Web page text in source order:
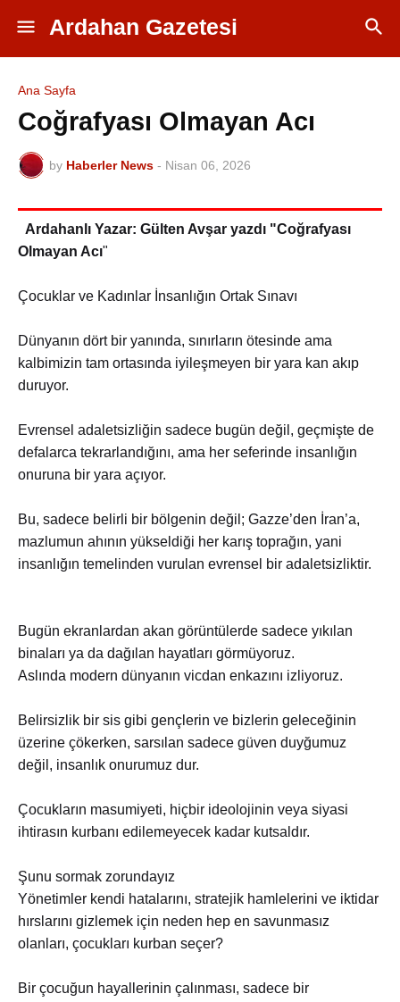
Ardahan Gazetesi
Ana Sayfa
Coğrafyası Olmayan Acı
by Haberler News - Nisan 06, 2026
Ardahanlı Yazar: Gülten Avşar yazdı "Coğrafyası
Olmayan Acı"
Çocuklar ve Kadınlar İnsanlığın Ortak Sınavı
Dünyanın dört bir yanında, sınırların ötesinde ama
kalbimizin tam ortasında iyileşmeyen bir yara kan akıp
duruyor.
Evrensel adaletsizliğin sadece bugün değil, geçmişte de
defalarca tekrarlandığını, ama her seferinde insanlığın
onuruna bir yara açıyor.
Bu, sadece belirli bir bölgenin değil; Gazze’den İran’a,
mazlumun ahının yükseldiği her karış toprağın, yani
insanlığın temelinden vurulan evrensel bir adaletsizliktir.
Bugün ekranlardan akan görüntülerde sadece yıkılan
binaları ya da dağılan hayatları görmüyoruz.
Aslında modern dünyanın vicdan enkazını izliyoruz.
Belirsizlik bir sis gibi gençlerin ve bizlerin geleceğinin
üzerine çökerken, sarsılan sadece güven duyğumuz
değil, insanlık onurumuz dur.
Çocukların masumiyeti, hiçbir ideolojinin veya siyasi
ihtirasın kurbanı edilemeyecek kadar kutsaldır.
Şunu sormak zorundayız
Yönetimler kendi hatalarını, stratejik hamlelerini ve iktidar
hırslarını gizlemek için neden hep en savunmasız
olanları, çocukları kurban seçer?
Bir çocuğun hayallerinin çalınması, sadece bir